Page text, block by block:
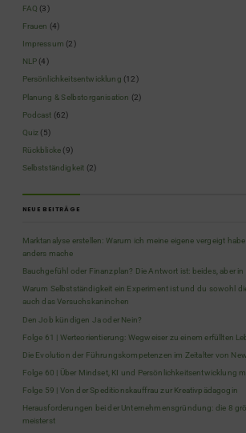
FAQ (3)
Frauen (4)
Impressum (2)
NLP (4)
Persönlichkeitsentwicklung (12)
Planung & Selbstorganisation (2)
Podcast (62)
Quiz (5)
Rückblicke (9)
Selbstständigkeit (2)
NEUE BEITRÄGE
Marktanalyse erstellen: Warum ich meine eigene vergeigt
anders mache
Bauchgefühl oder Finanzplan? Die Antwort ist: beides, aber in
Warum Selbstständigkeit ein Experiment ist und du sowohl
auch das Versuchskaninchen
Den Job kündigen Ja oder Nein?
Folge 61 | Werteorientierung: Wegweiser zu einem erfüllten
Die Evolution der Führungskompetenzen im Zeitalter von
Folge 60 | Über Mindset, KI und Persönlichkeitsentwicklung
Folge 59 | Von der Speditionskauffrau zur Kreativpädagogin
Herausforderungen bei der Unternehmensgründung: die 8
meisterst